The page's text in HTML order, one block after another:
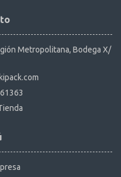
Metropolitana, Bodega X/